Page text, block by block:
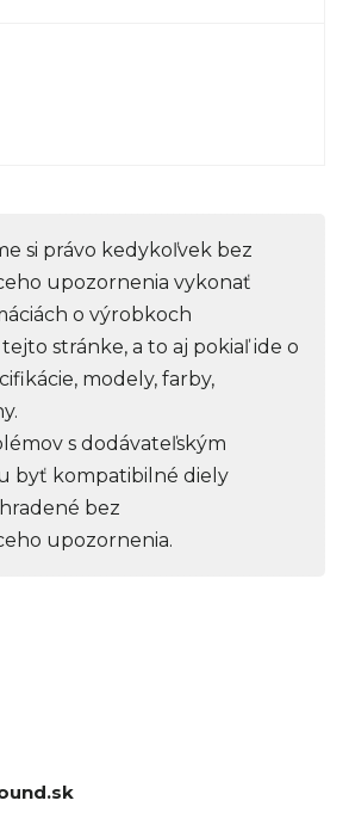
si právo kedykoľvek bez
upozornenia vykonať
o výrobkoch
stránke, a to aj pokiaľ ide o
modely, farby,
s dodávateľským
byť kompatibilné diely
bez
upozornenia.